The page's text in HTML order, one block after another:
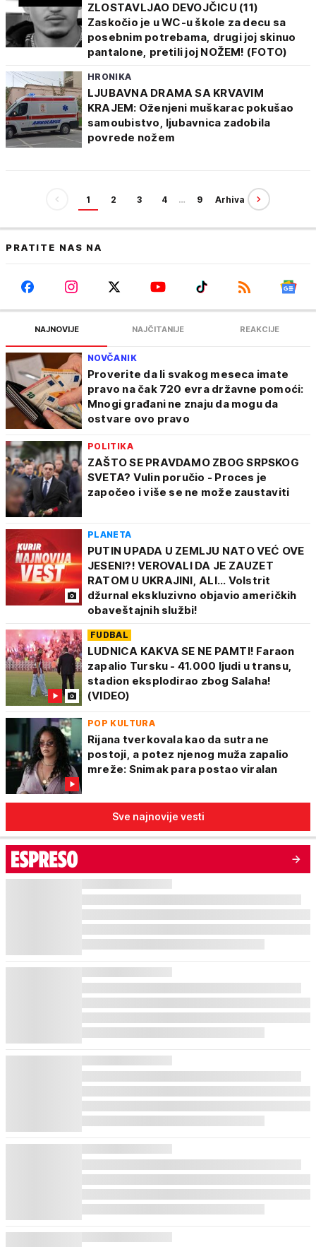
ZLOSTAVLJAO DEVOJČICU (11)
Zaskočio je u WC-u škole za decu sa
posebnim potrebama, drugi joj skinuo
pantalone, pretili joj NOŽEM! (FOTO)
HRONIKA
LJUBAVNA DRAMA SA KRVAVIM
KRAJEM: Oženjeni muškarac pokušao
samoubistvo, ljubavnica zadobila
povrede nožem
1 2 3 4 … 9 Arhiva
PRATITE NAS NA
NAJNOVIJE NAJČITANIJE REAKCIJE
NOVČANIK
Proverite da li svakog meseca imate
pravo na čak 720 evra državne pomoći:
Mnogi građani ne znaju da mogu da
ostvare ovo pravo
POLITIKA
ZAŠTO SE PRAVDAMO ZBOG SRPSKOG
SVETA? Vulin poručio - Proces je
započeo i više se ne može zaustaviti
PLANETA
PUTIN UPADA U ZEMLJU NATO VEĆ OVE
JESENI?! VEROVALI DA JE ZAUZET
RATOM U UKRAJINI, ALI... Volstrit
džurnal ekskluzivno objavio američkih
obaveštajnih službi!
FUDBAL
LUDNICA KAKVA SE NE PAMTI! Faraon
zapalio Tursku - 41.000 ljudi u transu,
stadion eksplodirao zbog Salaha!
(VIDEO)
POP KULTURA
Rijana tverkovala kao da sutra ne
postoji, a potez njenog muža zapalio
mreže: Snimak para postao viralan
Sve najnovije vesti